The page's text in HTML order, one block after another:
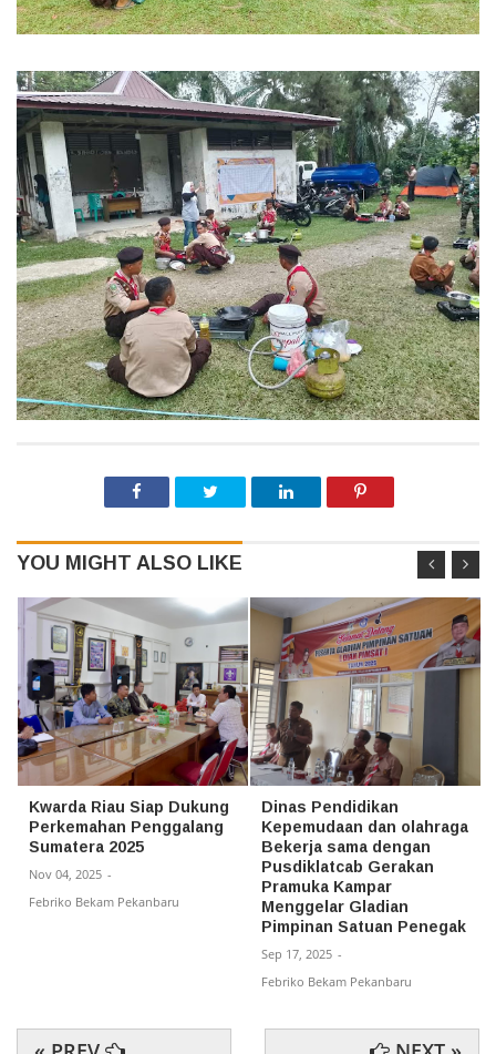
YOU MIGHT ALSO LIKE
Kwarda Riau Siap Dukung
Perkemahan Penggalang
Sumatera 2025
Nov 04, 2025 -
Febriko Bekam Pekanbaru
Dinas Pendidikan
Kepemudaan dan olahraga
Bekerja sama dengan
Pusdiklatcab Gerakan
Pramuka Kampar
Menggelar Gladian
Pimpinan Satuan Penegak
Sep 17, 2025 -
Febriko Bekam Pekanbaru